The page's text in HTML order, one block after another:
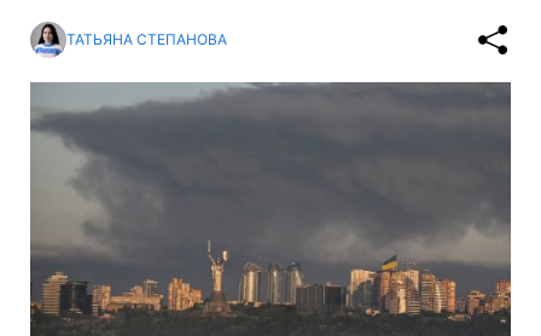
ТАТЬЯНА СТЕПАНОВА